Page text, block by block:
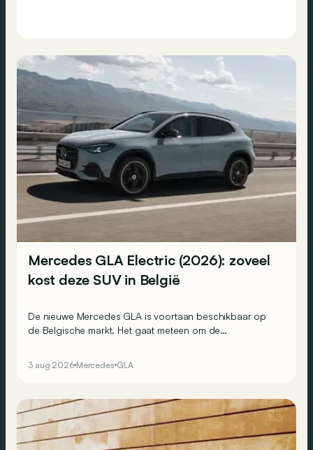
Mercedes GLA Electric (2026): zoveel
kost deze SUV in België
De nieuwe Mercedes GLA is voortaan beschikbaar op
de Belgische markt. Het gaat meteen om de
3 aug 2026 Mercedes GLA